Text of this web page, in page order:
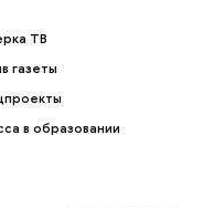
ТВ
газеты
в образовании